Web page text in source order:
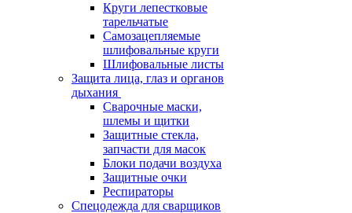
Круги лепестковые
тарельчатые
Самозацепляемые
шлифовальные круги
Шлифовальные листы
Защита лица, глаз и органов
дыхания
Сварочные маски,
шлемы и щитки
Защитные стекла,
запчасти для масок
Блоки подачи воздуха
Защитные очки
Респираторы
Спецодежда для сварщиков